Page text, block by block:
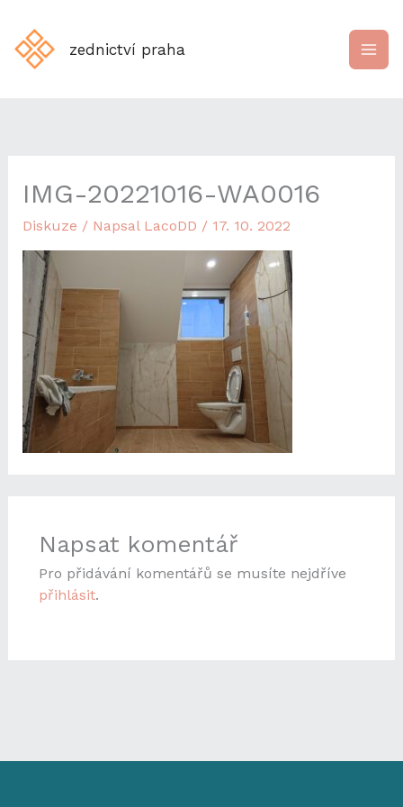
obsah
zednictví praha
IMG-20221016-WA0016
Diskuze / Napsal LacoDD / 17. 10. 2022
Napsat komentář
Pro přidávání komentářů se musíte nejdříve
přihlásit.